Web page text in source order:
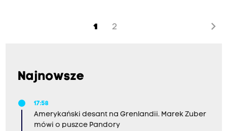
kilka miesięcy przekaże pieniądze na stworzenie
sobotę w programie Wyczyn i Blamaż, że
Zapowiedziała, że miasto zorganizuje
konsultacje społeczne w tej sprawie. "Budynek
1 2 chevron_right
Najnowsze
17:58
Amerykański desant na Grenlandii. Marek Zuber
mówi o puszce Pandory